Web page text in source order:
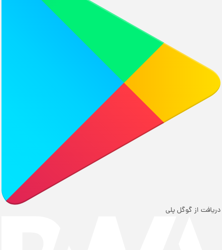
دریافت از گوگل پلی